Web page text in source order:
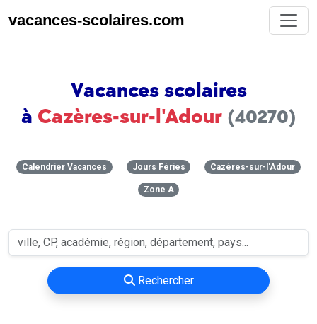
vacances-scolaires.com
Vacances scolaires
à Cazères-sur-l'Adour (40270)
Calendrier Vacances Jours Féries Cazères-sur-l'Adour
Zone A
Rechercher